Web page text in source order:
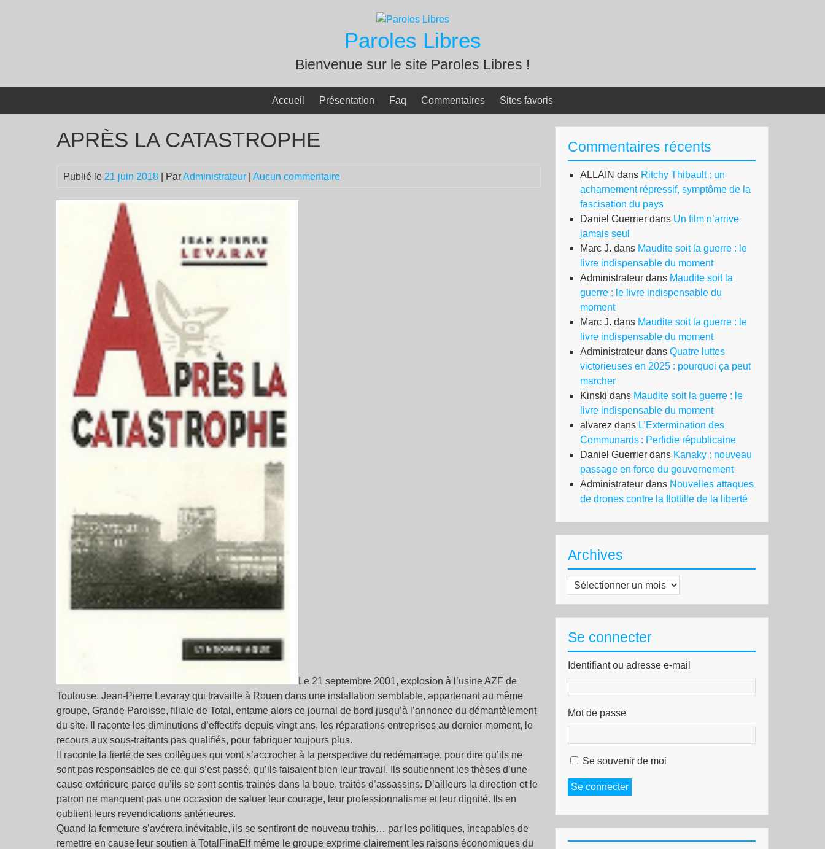
Paroles Libres
Bienvenue sur le site Paroles Libres !
Accueil Présentation Faq Commentaires Sites favoris
APRÈS LA CATASTROPHE
Publié le 21 juin 2018 | ParAdministrateur Aucun commentaire
Le 21 septembre 2001, explosion à l’usine AZF de
Toulouse. Jean-Pierre Levaray qui travaille à Rouen dans une installation semblable, appartenant au même
groupe, Grande Paroisse, filiale de Total, entame alors ce journal de bord jusqu’à l’annonce du démantèlement
du site. Il raconte les diminutions d’effectifs depuis vingt ans, les réparations entreprises au dernier moment, le
recours aux sous-traitants pas qualifiés, pour fabriquer toujours plus.
Il raconte la fierté de ses collègues qui vont s’accrocher à la perspective du redémarrage, pour dire qu’ils ne
sont pas responsables de ce qui s’est passé, qu’ils faisaient bien leur travail. Ils soutiennent les thèses d’une
cause extérieure parce qu’ils se sont sentis trainés dans la boue, traités d’assassins. D’ailleurs la direction et le
patron ne manquent pas une occasion de saluer leur courage, leur professionnalisme et leur dignité. Ils en
oublient leurs revendications antérieures.
Quand la fermeture s’avérera inévitable, ils se sentiront de nouveau trahis… par les politiques, incapables de
remettre en cause leur soutien à TotalFinaElf même le groupe exprime clairement les raisons économiques du
Commentaires récents
ALLAIN dans Ritchy Thibault : un
acharnement répressif, symptôme de la
fascisation du pays
Daniel Guerrier dans Un film n’arrive
jamais seul
Marc J. dans Maudite soit la guerre : le
livre indispensable du moment
Administrateur dans Maudite soit la
guerre : le livre indispensable du
moment
Marc J. dans Maudite soit la guerre : le
livre indispensable du moment
Administrateur dans Quatre luttes
victorieuses en 2025 : pourquoi ça peut
marcher
Kinski dans Maudite soit la guerre : le
livre indispensable du moment
alvarez dans L’Extermination des
Communards : Perfidie républicaine
Daniel Guerrier dans Kanaky : nouveau
passage en force du gouvernement
Administrateur dans Nouvelles attaques
de drones contre la flottille de la liberté
Archives
Archives
Se connecter
Identifiant ou adresse e-mail
Mot de passe
Se souvenir de moi
Se connecter